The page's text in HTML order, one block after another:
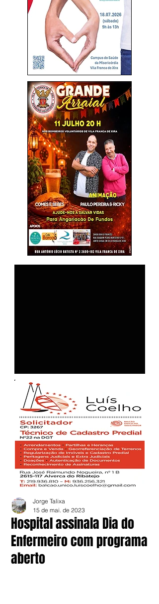
Hospital assinala Dia do
Enfermeiro com programa
aberto
Jorge Talixa
15 de mai. de 2023